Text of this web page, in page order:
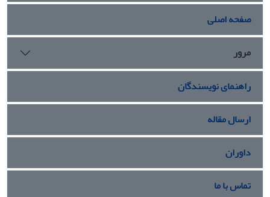
صفحه اصلی
مرور
راهنمای نویسندگان
ارسال مقاله
داوران
تماس با ما